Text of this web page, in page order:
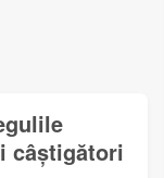
câștigători